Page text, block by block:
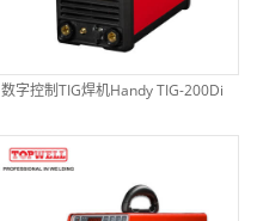
数字控制TIG焊机Handy TIG-200Di